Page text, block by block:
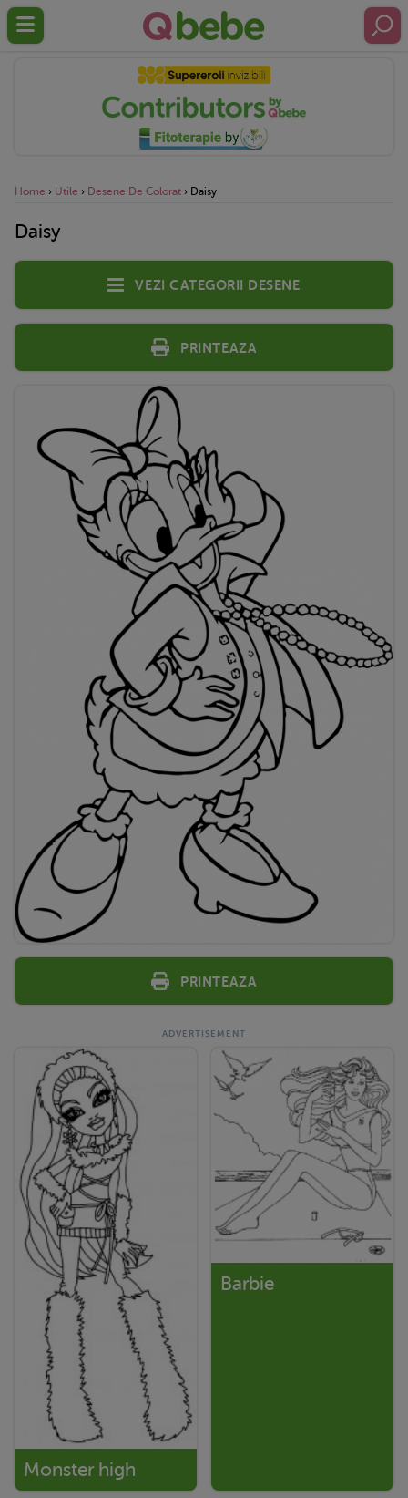
Home › Utile › Desene De Colorat › Daisy
Daisy
Vezi categorii desene
Printeaza
Printeaza
Monster high
Barbie